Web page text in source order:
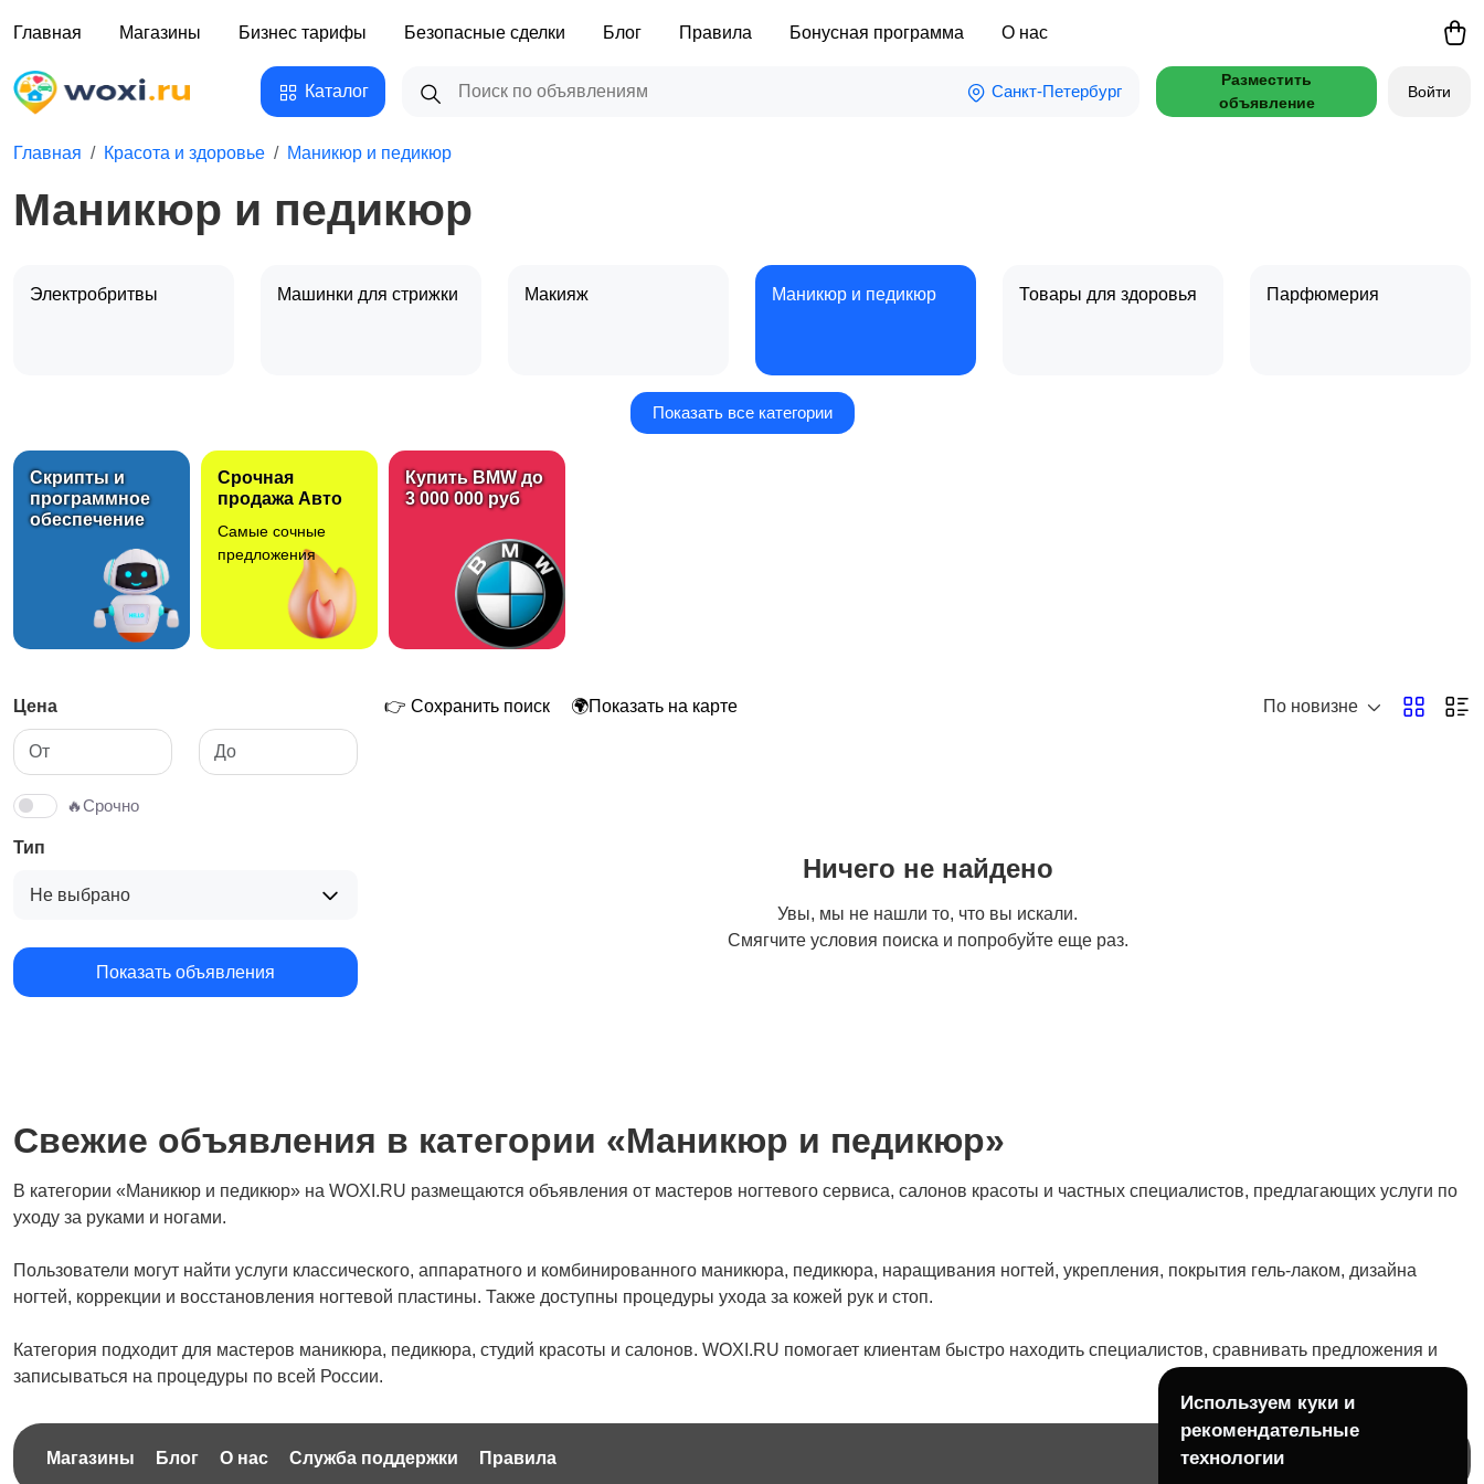
Главная Магазины Бизнес тарифы Безопасные сделки Блог Правила Бонусная программа О нас
Каталог Санкт-Петербург
Разместить
объявление
Войти
Главная Красота и здоровье Маникюр и педикюр
Маникюр и педикюр
Электробритвы Машинки для стрижки Макияж Маникюр и педикюр Товары для здоровья Парфюмерия
волос
Уход за кожей Фены и укладка
Средства для гигиены Другое
Показать все категории
Скрипты и
программное
обеспечение
Срочная
продажа Авто
Самые сочные
предложения
Купить BMW до
3 000 000 руб
Цена
🔥Срочно
Тип
Не выбрано
Показать объявления
👉 Сохранить поиск 🌍Показать на карте По новизне
Ничего не найдено
Увы, мы не нашли то, что вы искали.
Смягчите условия поиска и попробуйте еще раз.
Свежие объявления в категории «Маникюр и педикюр»
В категории «Маникюр и педикюр» на WOXI.RU размещаются объявления от мастеров ногтевого сервиса, салонов красоты и частных специалистов, предлагающих услуги по
уходу за руками и ногами.
Пользователи могут найти услуги классического, аппаратного и комбинированного маникюра, педикюра, наращивания ногтей, укрепления, покрытия гель-лаком, дизайна
ногтей, коррекции и восстановления ногтевой пластины. Также доступны процедуры ухода за кожей рук и стоп.
Категория подходит для мастеров маникюра, педикюра, студий красоты и салонов. WOXI.RU помогает клиентам быстро находить специалистов, сравнивать предложения и
записываться на процедуры по всей России.
Магазины Блог О нас Служба поддержки Правила
Используем куки и
рекомендательные
технологии